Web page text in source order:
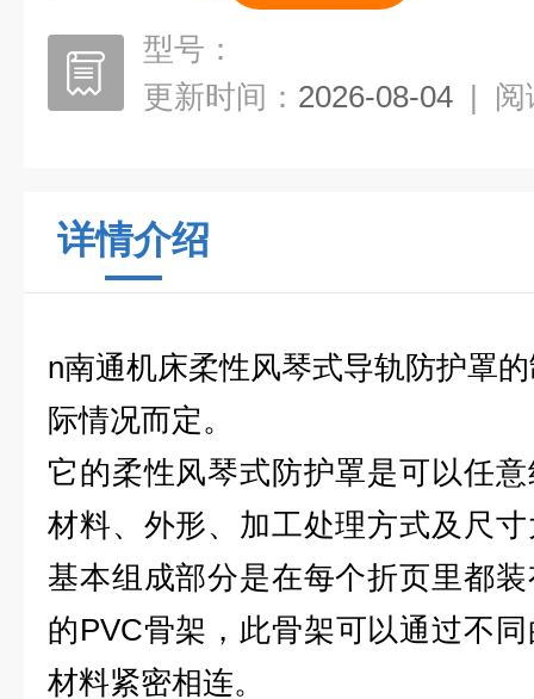
型号：
更新时间： 2026-08-04 | 阅
详情介绍
n南通机床柔性风琴式导轨防护罩
际情况而定。
它的柔性风琴式防护罩是可以任
材料、外形、加工处理方式及尺
基本组成部分是在每个折页里都
的PVC骨架，此骨架可以通过不
材料紧密相连。